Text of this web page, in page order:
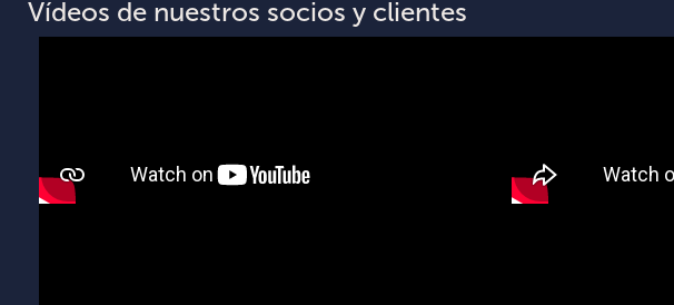
Vídeos de nuestros socios y clientes